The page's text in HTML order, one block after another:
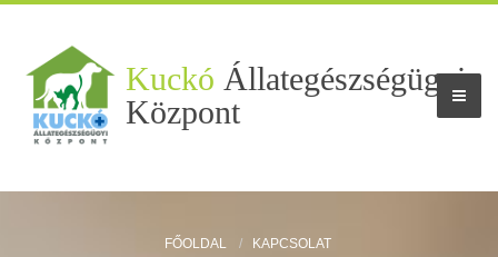
Kuckó Állategészségügyi
Központ
FŐOLDAL KAPCSOLAT